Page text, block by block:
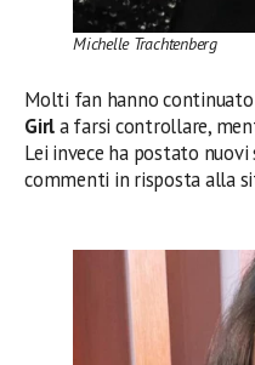
Michelle Trachtenberg
Molti fan hanno
Girla farsi controllare,
Lei invece ha postato
commenti in risposta alla